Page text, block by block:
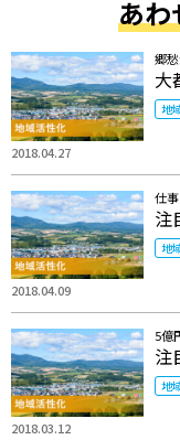
あわ
2018.04.27
郷
大
地
2018.04.09
仕
注
地
2018.03.12
5億
注
地